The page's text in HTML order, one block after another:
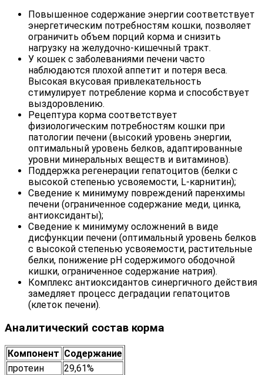
Повышенное содержание энергии соответствует
энергетическим потребностям кошки, позволяет
ограничить объем порций корма и снизить
нагрузку на желудочно-кишечный тракт.
У кошек с заболеваниями печени часто
наблюдаются плохой аппетит и потеря веса.
Высокая вкусовая привлекательность
стимулирует потребление корма и способствует
выздоровлению.
Рецептура корма соответствует
физиологическим потребностям кошки при
патологии печени (высокий уровень энергии,
оптимальный уровень белков, адаптированные
уровни минеральных веществ и витаминов).
Поддержка регенерации гепатоцитов (белки с
высокой степенью усвояемости, L-карнитин);
Сведение к минимуму повреждений паренхимы
печени (ограниченное содержание меди, цинка,
антиоксиданты);
Сведение к минимуму осложнений в виде
дисфункции печени (оптимальный уровень белков
с высокой степенью усвояемости, растительные
белки, понижение pH содержимого ободочной
кишки, ограниченное содержание натрия).
Комплекс антиоксидантов синергичного действия
замедляет процесс деградации гепатоцитов
(клеток печени).
Аналитический состав корма
Компонент Содержание
протеин
29,61%